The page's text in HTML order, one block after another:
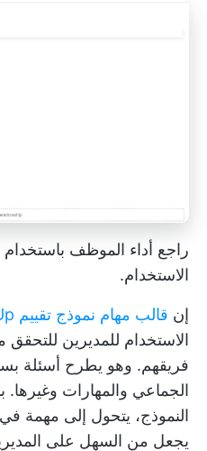
راجع أداء الموظف
الاستخدام.
إن قالب مهام نموذج تقييم ClickUp
الاستخدام للمديرين
فريقهم. وهو يطرح أسئلة
الجماعي والمهارات
يجعل من السهل على